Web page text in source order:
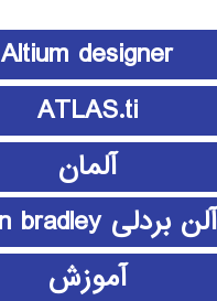
Altium designer
ATLAS.ti
آلمان
آلن بردلی Allen bradley
آموزش